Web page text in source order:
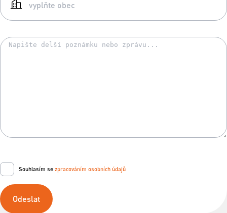
Souhlasím se zpracováním osobních údajů
Odeslat